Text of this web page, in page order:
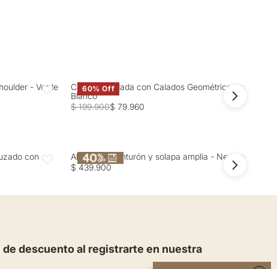
Favoritos
- Verde
60% Off Favoritos
Camisa Bordada con Calados Geométricos -
Blanco
$ 199.900$ 79.960
Favoritos
con
Favoritos
Abrigo con cinturón y solapa amplia - Negro
$ 439.900
de descuento al registrarte en nuestra